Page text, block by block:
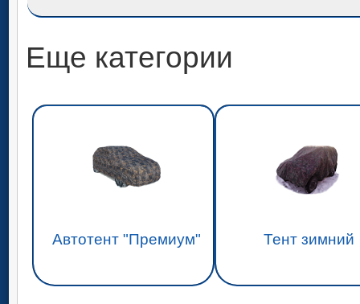
Еще категории
Автотент "Премиум" Тент зимний